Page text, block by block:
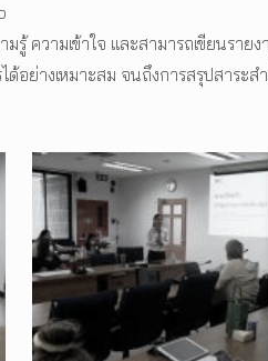
รู้ ความเข้าใจ และสามารถเขียนราย
อย่างเหมาะสม จนถึงการสรุปสาระ